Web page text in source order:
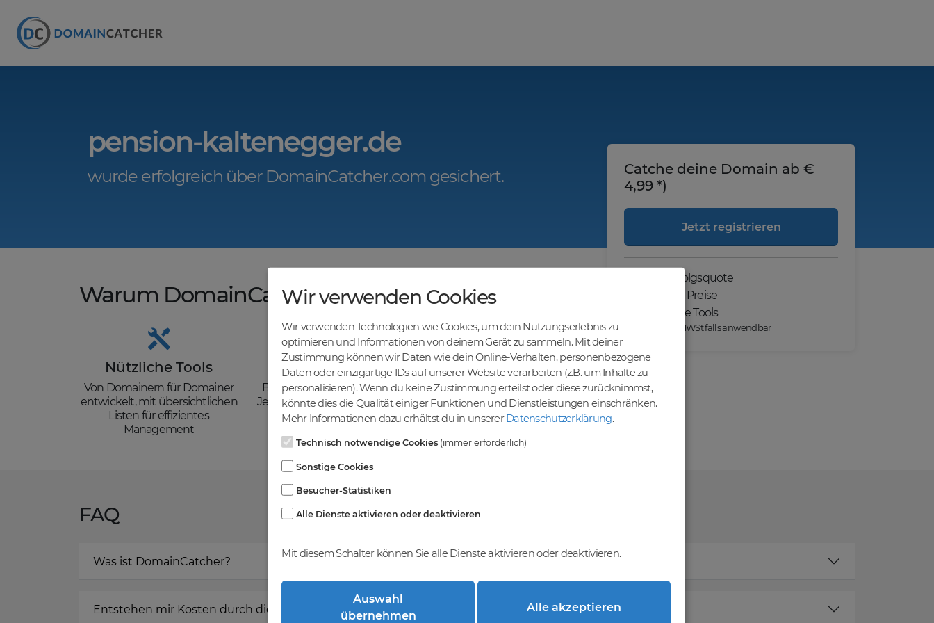
pension-kaltenegger.de
wurde erfolgreich über DomainCatcher.com gesichert.
Warum DomainCatcher.com?
Nützliche Tools
Von Domainern für Domainer
entwickelt, mit übersichtlichen
Listen für effizientes
Management
Günstige Preise
Backorders bereits ab € 4,99.
Je nach deinem Tier-Level und
zzgl. MwSt falls anwendbar
Kein Gebotsverfahren
Einfaches System - Deine
Orders werden nach dem First-
Come-First-Serve-Prinzip
Catche deine Domain ab €
4,99 *)
Jetzt registrieren
Hohe Erfolgsquote
Günstige Preise
Praktische Tools
*) Preise exkl. MWSt falls anwendbar
FAQ
Was ist DomainCatcher?
Entstehen mir Kosten durch die Registrierung bei DomainCatcher?
Wir verwenden Cookies
Wir verwenden Technologien wie Cookies, um dein Nutzungserlebnis zu
optimieren und Informationen von deinem Gerät zu sammeln. Mit deiner
Zustimmung können wir Daten wie dein Online-Verhalten, personenbezogene
Daten oder einzigartige IDs auf unserer Website verarbeiten (z.B. um Inhalte zu
personalisieren). Wenn du keine Zustimmung erteilst oder diese zurücknimmst,
könnte dies die Qualität einiger Funktionen und Dienstleistungen einschränken.
Mehr Informationen dazu erhältst du in unsererDatenschutzerklärung.
Technisch notwendige Cookies (immer erforderlich)
Sonstige Cookies
Besucher-Statistiken
Alle Dienste aktivieren oder deaktivieren
Mit diesem Schalter können Sie alle Dienste aktivieren oder deaktivieren.
Auswahl
übernehmen
Alle akzeptieren